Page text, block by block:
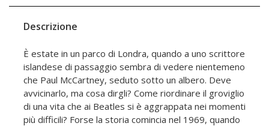
Descrizione
È estate in un parco di Londra, quando a uno scrittore
islandese di passaggio sembra di vedere nientemeno
che Paul McCartney, seduto sotto un albero. Deve
avvicinarlo, ma cosa dirgli? Come riordinare il groviglio
di una vita che ai Beatles si è aggrappata nei momenti
più difficili? Forse la storia comincia nel 1969, quando